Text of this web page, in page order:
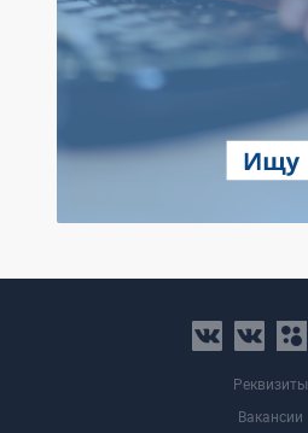
Реквизиты
Вакансии